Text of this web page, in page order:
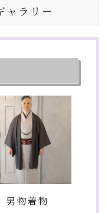
ャラリー
男物着物